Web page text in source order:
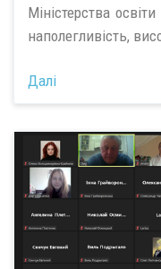
Міністерства
наполегливість,
Далі